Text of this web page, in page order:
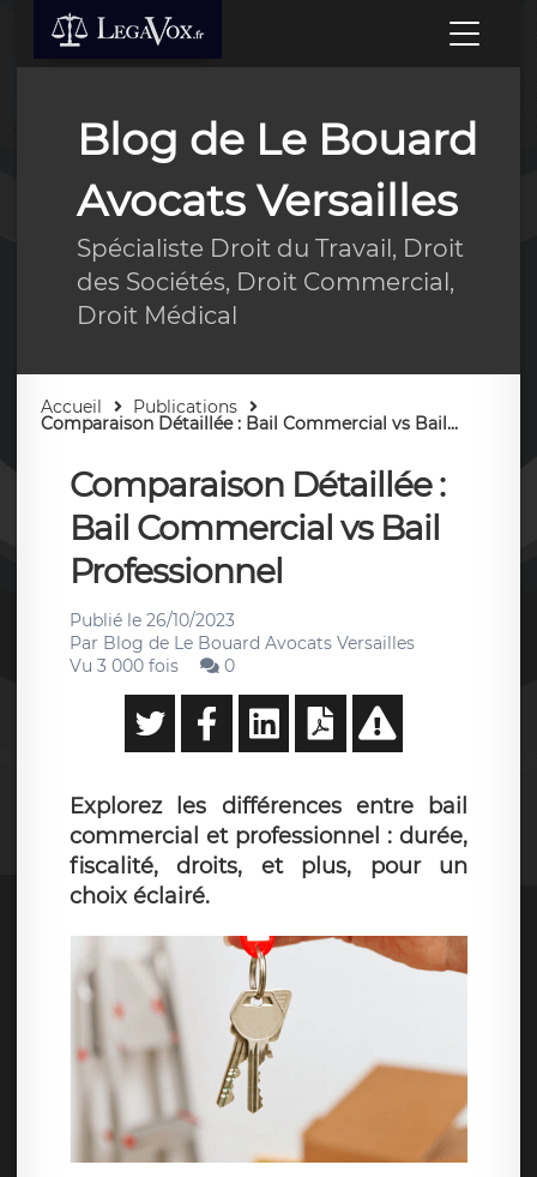
Blog de Le Bouard
Avocats Versailles
Spécialiste Droit du Travail, Droit
des Sociétés, Droit Commercial,
Droit Médical
Accueil Publications
Comparaison Détaillée : Bail Commercial vs Bail...
Comparaison Détaillée :
Bail Commercial vs Bail
Professionnel
Publié le 26/10/2023
Par Blog de Le Bouard Avocats Versailles
Vu 3 000 fois
0
Explorez les différences entre bail
commercial et professionnel : durée,
fiscalité, droits, et plus, pour un
choix éclairé.